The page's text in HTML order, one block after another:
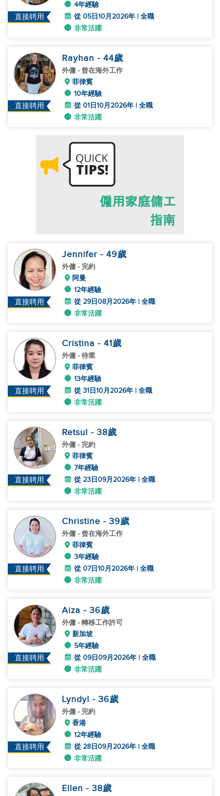
直接聘用
4年經驗
從 05日10月2026年 | 全職
非常活躍
直接聘用
Rayhan - 44歲
外傭 - 曾在海外工作
菲律賓
10年經驗
從 01日10月2026年 | 全職
非常活躍
直接聘用
Jennifer - 49歲
外傭 - 完約
阿曼
12年經驗
從 29日08月2026年 | 全職
非常活躍
直接聘用
Cristina - 41歲
外傭 - 待業
菲律賓
13年經驗
從 31日10月2026年 | 全職
非常活躍
直接聘用
Retsul - 38歲
外傭 - 完約
菲律賓
7年經驗
從 23日09月2026年 | 全職
非常活躍
直接聘用
Christine - 39歲
外傭 - 曾在海外工作
菲律賓
3年經驗
從 07日10月2026年 | 全職
非常活躍
直接聘用
Aiza - 36歲
外傭 - 轉移工作許可
新加坡
5年經驗
從 09日09月2026年 | 全職
非常活躍
直接聘用
Lyndyl - 36歲
外傭 - 完約
香港
12年經驗
從 28日09月2026年 | 全職
非常活躍
Ellen - 38歲